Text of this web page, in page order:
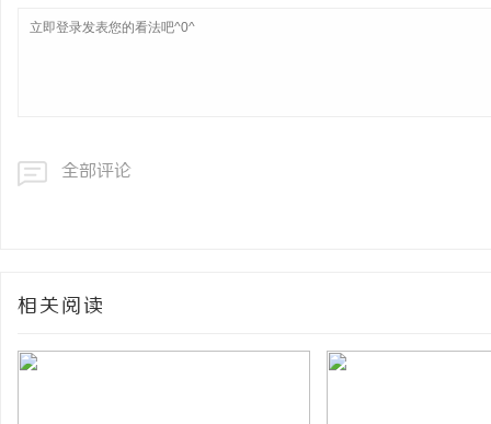
全部评论
相关阅读